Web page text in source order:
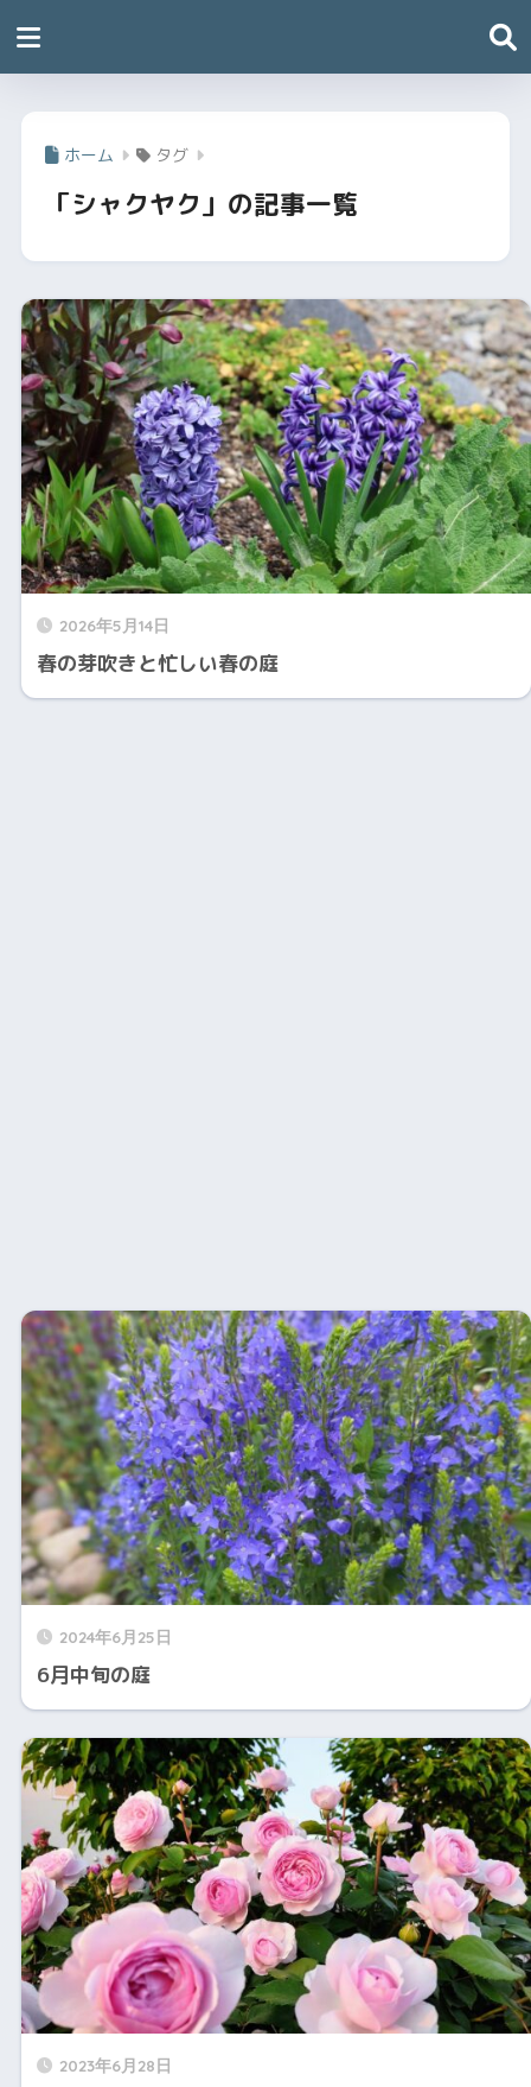
ホーム タグ
「シャクヤク」の記事一覧
2026年5月14日
春の芽吹きと忙しい春の庭
2024年6月25日
6月中旬の庭
2023年6月28日